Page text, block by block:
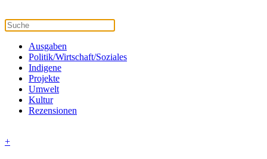
Ausgaben
Politik/Wirtschaft/Soziales
Indigene
Projekte
Umwelt
Kultur
Rezensionen
+